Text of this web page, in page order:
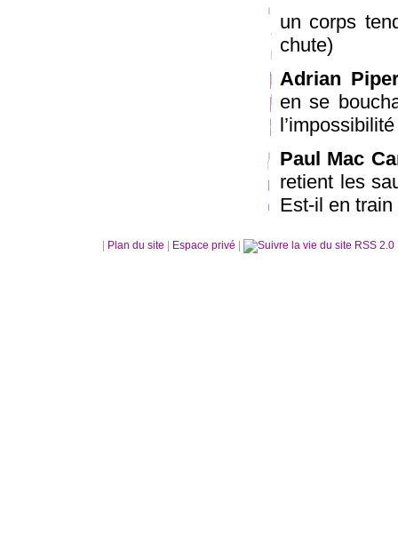
un corps
chute)
Adrian
en se
Paul Mac
retient les
Est-il en train
Plan du site Espace privé RSS 2.0